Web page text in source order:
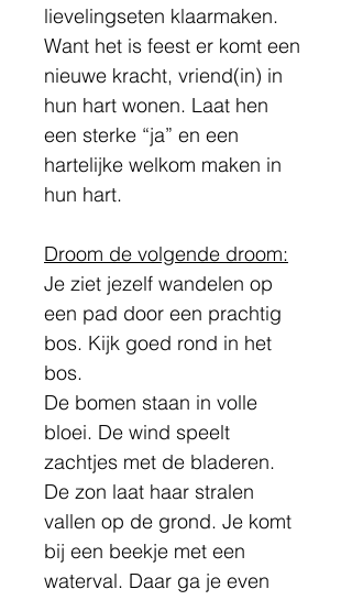
lievelingseten klaarmaken.
Want het is feest er komt een
nieuwe kracht, vriend(in) in
hun hart wonen. Laat hen
een sterke “ja” en een
hartelijke welkom maken in
hun hart.
Droom de volgende droom:
Je ziet jezelf wandelen op
een pad door een prachtig
bos. Kijk goed rond in het
bos.
De bomen staan in volle
bloei. De wind speelt
zachtjes met de bladeren.
De zon laat haar stralen
vallen op de grond. Je komt
bij een beekje met een
waterval. Daar ga je even